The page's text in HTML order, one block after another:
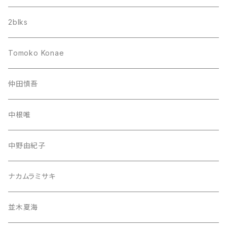
2blks
Tomoko Konae
仲田慎吾
中根唯
中野由紀子
ナカムラミサキ
並木夏海